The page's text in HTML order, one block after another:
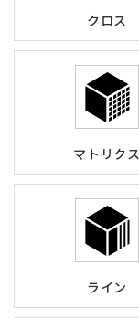
クロス
マトリクス
ライン